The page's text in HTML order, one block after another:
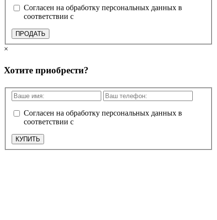
Согласен на обработку персональных данных в
соответствии с
ПРОДАТЬ
×
Хотите приобрести?
Согласен на обработку персональных данных в
соответствии с
КУПИТЬ